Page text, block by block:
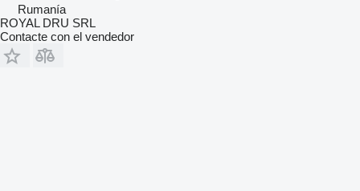
Rumanía
ROYAL DRU SRL
Contacte con el vendedor